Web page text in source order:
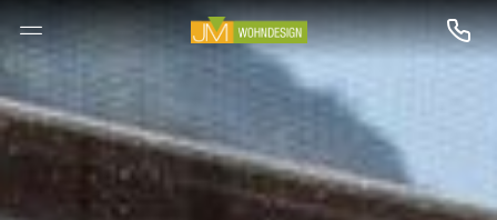
 